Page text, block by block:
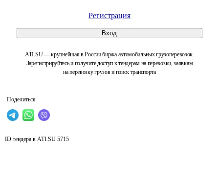
Регистрация
Вход
ATI.SU — крупнейшая в России биржа автомобильных грузоперевозок.
Зарегистрируйтесь и получите доступ к тендерам на перевозки, заявкам
на перевозку грузов и поиск транспорта
Поделиться
ID тендера в ATI.SU 5715